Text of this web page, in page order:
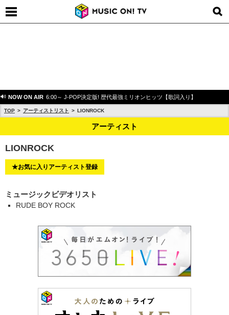
NOW ON AIR 6:00～ J-POP決定版! 歴代最強ミリオンヒッツ【歌詞入り】
TOP アーティストリスト LIONROCK
アーティスト
LIONROCK
★お気に入りアーティスト登録
ミュージックビデオリスト
RUDE BOY ROCK